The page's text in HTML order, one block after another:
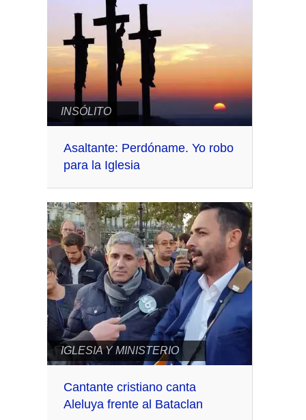
INSÓLITO
Asaltante: Perdóname. Yo robo
para la Iglesia
IGLESIA Y MINISTERIO
Cantante cristiano canta
Aleluya frente al Bataclan